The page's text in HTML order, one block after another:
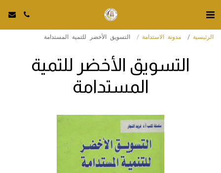
الرئيسية مدونة الاستدامة التسويق الأخضر للتمية المستدامة
التسويق الأخضر للتمية
المستدامة